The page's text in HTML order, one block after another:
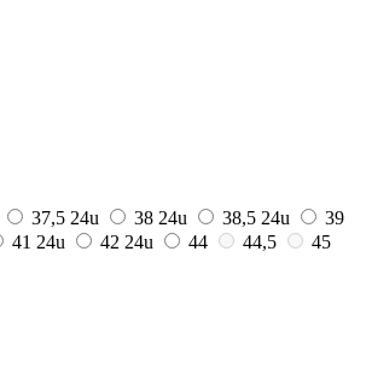
37,5 24u 38 24u 38,5 24u
39
41 24u 42 24u 44 44,5
45